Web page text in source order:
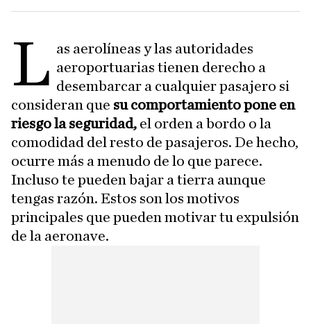
L as aerolíneas y las autoridades
aeroportuarias tienen derecho a
desembarcar a cualquier pasajero si
consideran que su comportamiento pone en
riesgo la seguridad, el orden a bordo o la
comodidad del resto de pasajeros. De hecho,
ocurre más a menudo de lo que parece.
Incluso te pueden bajar a tierra aunque
tengas razón. Estos son los motivos
principales que pueden motivar tu expulsión
de la aeronave.